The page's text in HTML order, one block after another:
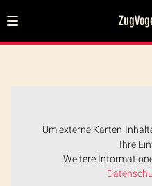
Um externe Karten-
Ihre
Weitere